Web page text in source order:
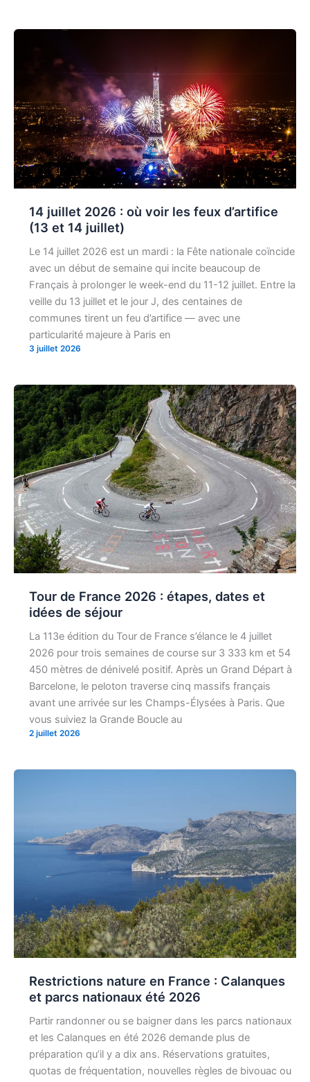
14 juillet 2026 : où voir les feux d’artifice
(13 et 14 juillet)
Le 14 juillet 2026 est un mardi : la Fête nationale coïncide
avec un début de semaine qui incite beaucoup de
Français à prolonger le week-end du 11-12 juillet. Entre la
veille du 13 juillet et le jour J, des centaines de
communes tirent un feu d’artifice — avec une
particularité majeure à Paris en
3 juillet 2026
Tour de France 2026 : étapes, dates et
idées de séjour
La 113e édition du Tour de France s’élance le 4 juillet
2026 pour trois semaines de course sur 3 333 km et 54
450 mètres de dénivelé positif. Après un Grand Départ à
Barcelone, le peloton traverse cinq massifs français
avant une arrivée sur les Champs-Élysées à Paris. Que
vous suiviez la Grande Boucle au
2 juillet 2026
Restrictions nature en France : Calanques
et parcs nationaux été 2026
Partir randonner ou se baigner dans les parcs nationaux
et les Calanques en été 2026 demande plus de
préparation qu’il y a dix ans. Réservations gratuites,
quotas de fréquentation, nouvelles règles de bivouac ou